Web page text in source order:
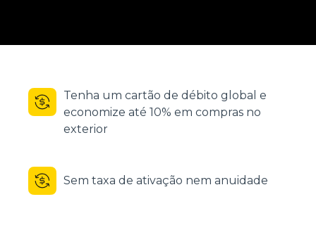
Tenha um cartão de débito global e
economize até 10% em compras no
exterior
Sem taxa de ativação nem anuidade